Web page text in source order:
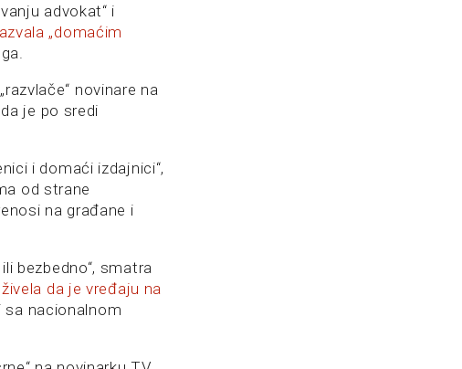
advokat“ i
„domaćim
novinare na
je po sredi
i domaći izdajnici“,
od strane
na građane i
bezbedno“, smatra
da je vređaju na
sa nacionalnom